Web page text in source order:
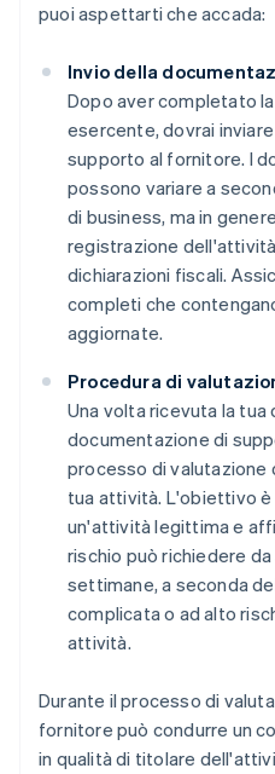
puoi aspettarti che accada:
Invio della
Dopo aver completato
esercente, dovrai
supporto al fornitore. I
possono variare a
di business, ma in
registrazione
dichiarazioni fiscali.
completi che
aggiornate.
Procedura di
Una volta ricevuta la tua
documentazione di
processo di valutazione
tua attività. L'obiettivo
un'attività legittima e
rischio può richiedere
settimane, a seconda
complicata o ad alto
attività.
Durante il processo di
fornitore può condurre un
in qualità di titolare